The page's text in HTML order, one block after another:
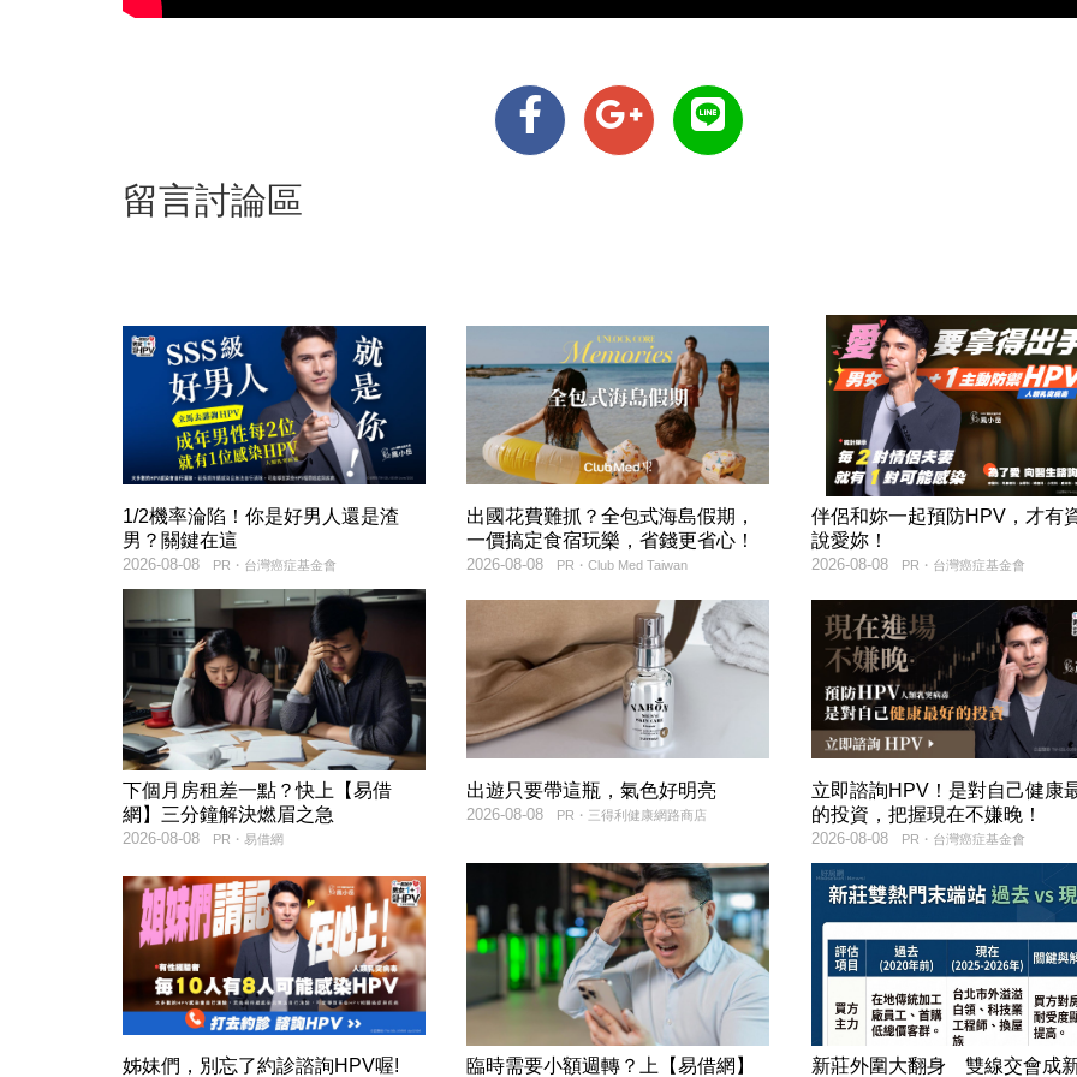
留言討論區
1/2機率淪陷！你是好男人還是渣
男？關鍵在這
PR・台灣癌症基金會
2026-08-08
出國花費難抓？全包式海島假期，
一價搞定食宿玩樂，省錢更省心！
PR・Club Med Taiwan
2026-08-08
伴侶和妳一起預防HPV，才有
說愛妳！
PR・台灣癌症基金會
2026-08-08
下個月房租差一點？快上【易借
網】三分鐘解決燃眉之急
PR・易借網
2026-08-08
出遊只要帶這瓶，氣色好明亮
PR・三得利健康網路商店
2026-08-08
立即諮詢HPV！是對自己健康
的投資，把握現在不嫌晚！
PR・台灣癌症基金會
2026-08-08
姊妹們，別忘了約診諮詢HPV喔! 臨時需要小額週轉？上【易借網】 新莊外圍大翻身 雙線交會成